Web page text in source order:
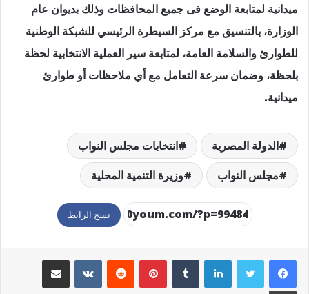
ميدانية لمتابعة الوضع فى جميع المحافظات وذلك بديوان عام
الوزارة، بالتنسيق مع مركز السيطرة الرئيسي للشبكة الوطنية
للطوارئ والسلامة العامة، لمتابعة سير العملية الانتخابية لحظة
بلحظة، وضمان سرعة التعامل مع أي ملاحظات أو طوارئ
ميدانية.
الدولة المصرية
انتخابات مجلس النواب
مجلس النواب
وزيرة التنمية المحلية
نسخ الرابط
لينكدإن بينتيريست مشاركة عبر البريد
طباعة